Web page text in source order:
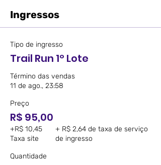
Ingressos
Tipo de ingresso
Trail Run 1º Lote
Término das vendas
11 de ago., 23:58
Preço
R$ 95,00
+R$ 10,45
Taxa site
+ R$ 2,64 de taxa de serviço
de ingresso
Quantidade